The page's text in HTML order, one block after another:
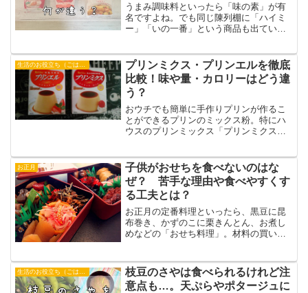
うまみ調味料といったら「味の素」が有
名ですよね。でも同じ陳列棚に「ハイミ
ー」「いの一番」という商品も出てい
の素」「ハイミー」「いの一番」の違い
について調査！成分や価格、...
プリンミクス・プリンエルを徹底
比較！味や量・カロリーはどう違
う？
おウチでも簡単に手作りプリンが作るこ
とができるプリンのミックス粉。特にハ
ウスのプリンミックス「プリンミクス」
のではないでしょうか。でも、同じプリ
ンの素なのに、「プリンミク...
お正月
子供がおせちを食べないのはな
ぜ？ 苦手な理由や食べやすくす
る工夫とは？
お正月の定番料理といったら、黒豆に昆
布巻き、かずのこに栗きんとん、お煮し
めなどの「おせち料理」。材料の買い出
りと、けっこう手がかかるお料理にもか
かわらず、テーブルに並...
生活のお役立ち（ごはん・おやつ）
枝豆のさやは食べられるけれど注
意点も…。天ぷらやポタージュに